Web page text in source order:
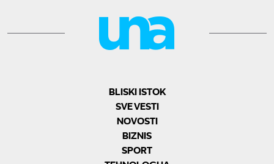
BLISKI ISTOK
SVE VESTI
NOVOSTI
BIZNIS
SPORT